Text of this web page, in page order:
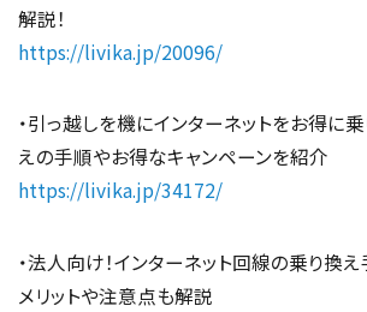
解説！
https://livika.jp/20096/
・引っ越しを機にインターネットをお得に
えの手順やお得なキャンペーンを紹介
https://livika.jp/34172/
・法人向け！インターネット回線の乗り換
メリットや注意点も解説